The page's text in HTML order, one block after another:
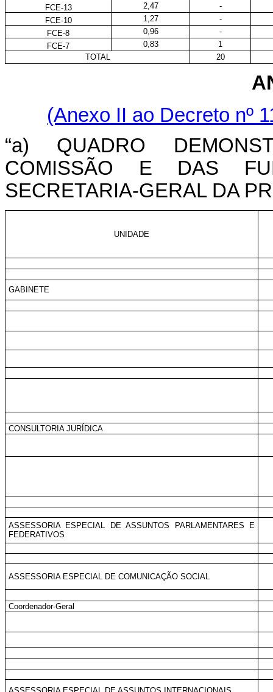
FCE-13
2,47
-
FCE-10
1,27
-
FCE-8
0,96
-
FCE-7
0,83
1
TOTAL
20
(Anexo II ao Decreto nº
“a) QUADRO
COMISSÃO E DAS
SECRETARIA-GERAL DA
UNIDADE
GABINETE
CONSULTORIA JURÍDICA
ASSESSORIA ESPECIAL DE ASSUNTOS PARLAMENTARES E
FEDERATIVOS
ASSESSORIA ESPECIAL DE COMUNICAÇÃO SOCIAL
Coordenador-Geral